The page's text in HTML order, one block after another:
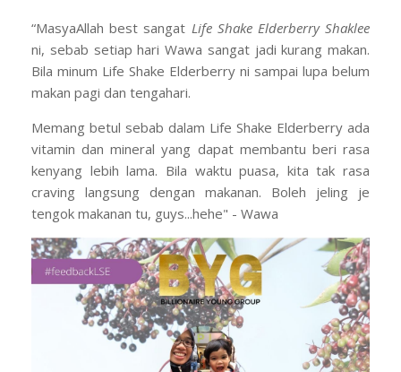
“MasyaAllah best sangat Life Shake Elderberry Shaklee
ni, sebab setiap hari Wawa sangat jadi kurang makan.
Bila minum Life Shake Elderberry ni sampai lupa belum
makan pagi dan tengahari.
Memang betul sebab dalam Life Shake Elderberry ada
vitamin dan mineral yang dapat membantu beri rasa
kenyang lebih lama. Bila waktu puasa, kita tak rasa
craving langsung dengan makanan. Boleh jeling je
tengok makanan tu, guys...hehe" - Wawa